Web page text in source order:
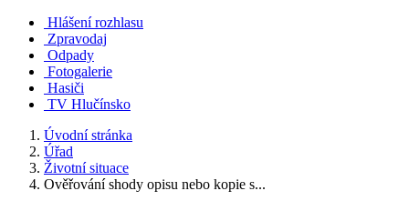
Hlášení rozhlasu
Zpravodaj
Odpady
Fotogalerie
Hasiči
TV Hlučínsko
Úvodní stránka
Úřad
Životní situace
Ověřování shody opisu nebo kopie s...